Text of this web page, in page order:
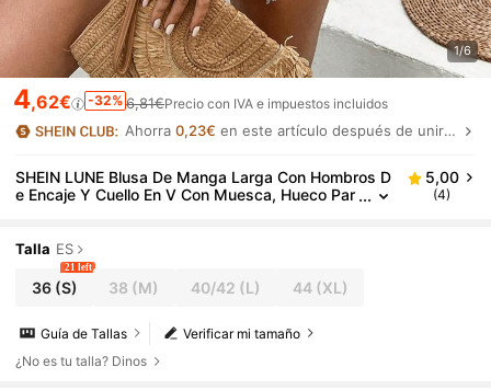
1/6
4,62€ -32% 6,81€Precio con IVA e impuestos incluidos
Ahorra 0,23€ en este artículo después de unirte.
SHEIN LUNE Blusa De Manga Larga Con Hombros D
e Encaje Y Cuello En V Con Muesca, Hueco Par
5,00
(4)
Talla ES
36(S)
21 left
38 (M) 40/42 (L) 44(XL)
Verificar mi tamaño
Guía de Tallas
¿No es tu talla? Dinos